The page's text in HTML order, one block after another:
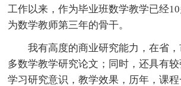
工作以来，作为毕业班数学教学已经
为数学教师第三年的骨干。
我有高度的商业研究能力，在省
多数学教学研究论文；同时，还具有较
学习研究意识，教学效果，历年，课